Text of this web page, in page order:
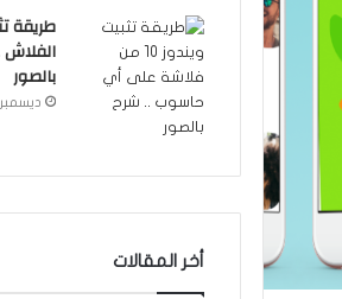
بالصور
ديسمبر 30, 2022
أخر المقالات